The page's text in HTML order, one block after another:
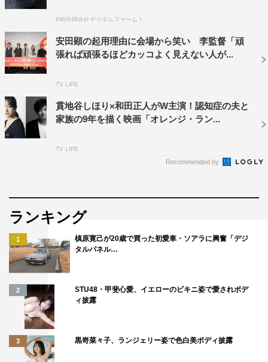
この記事の写真
©2022「ハザードランプ」製作委員会
中村中
松本若菜 阿部純子
PR(合同会社デジタルファーム )
安田顕の起用理由に会場から笑い 李監督「頑
張れば頑張るほどカッコよく見えない人が...
TV LIFE
貫地谷しほり×和田正人がW主演！認知症の夫と
家族の9年を描く映画「オレンジ・ラン...
TV LIFE
Recommended by
ランキング
1
槙原寛己が20歳で買った初愛車・ソアラに興奮「デジ
タルパネル…
2
STU48・甲斐心愛、イエローのビキニ姿で愛されボデ
ィ披露
3 黒嵜菜々子、ランジェリー姿で色白美ボディ披露